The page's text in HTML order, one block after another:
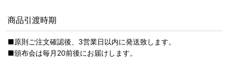
商品引渡時期
■原則ご注文確認後、3営業日以内に発送致します。
■頒布会は毎月20前後にお届けします。